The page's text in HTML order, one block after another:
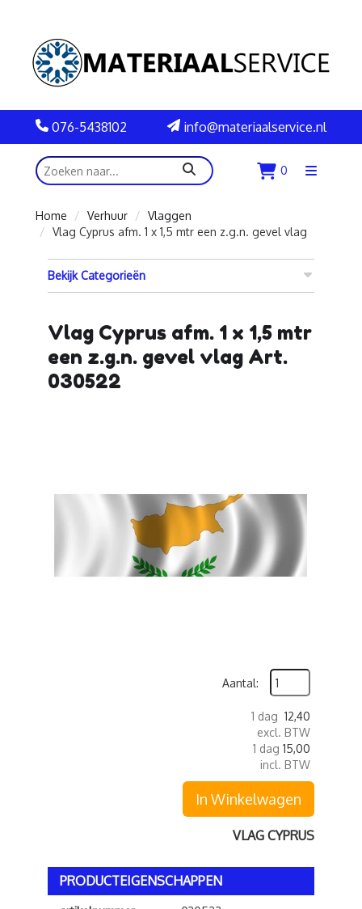
076-5438102 info@materiaalservice.nl
zoeken 0
Menu
Home
Verhuur
Vlaggen
Vlag Cyprus afm. 1 x 1,5 mtr een z.g.n. gevel vlag
Bekijk Categorieën
Vlag Cyprus afm. 1 x 1,5 mtr
een z.g.n. gevel vlag Art.
030522
Aantal:
1 dag 12,40
excl. BTW
1 dag 15,00
incl. BTW
In Winkelwagen
VLAG CYPRUS
PRODUCTEIGENSCHAPPEN